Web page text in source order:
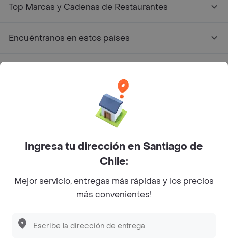
Top Marcas y Cadenas de Restaurantes
Encuéntranos en estos países
Google play
Pide tu comida favorita cerca de ti
Categorías
Ingresa tu dirección en Santiago de
Chile:
Mejor servicio, entregas más rápidas y los precios
más convenientes!